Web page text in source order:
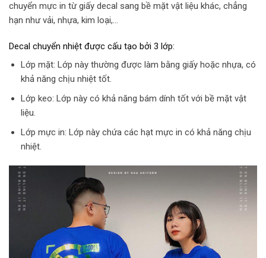
chuyển mực in từ giấy decal sang bề mặt vật liệu khác, chẳng
hạn như vải, nhựa, kim loại,…
Decal chuyển nhiệt được cấu tạo bởi 3 lớp:
Lớp mặt: Lớp này thường được làm bằng giấy hoặc nhựa, có
khả năng chịu nhiệt tốt.
Lớp keo: Lớp này có khả năng bám dính tốt với bề mặt vật
liệu.
Lớp mực in: Lớp này chứa các hạt mực in có khả năng chịu
nhiệt.